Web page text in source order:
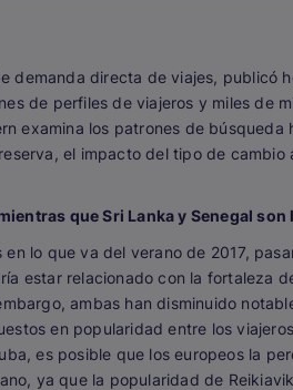
directa de viajes, publicó
de perfiles de viajeros y miles de
examina los patrones de
el impacto del tipo de
que Sri Lanka y Senegal
lo que va del verano de 2017,
estar relacionado con la
ambas han disminuido
en popularidad entre los
es posible que los europeos la
ya que la popularidad de